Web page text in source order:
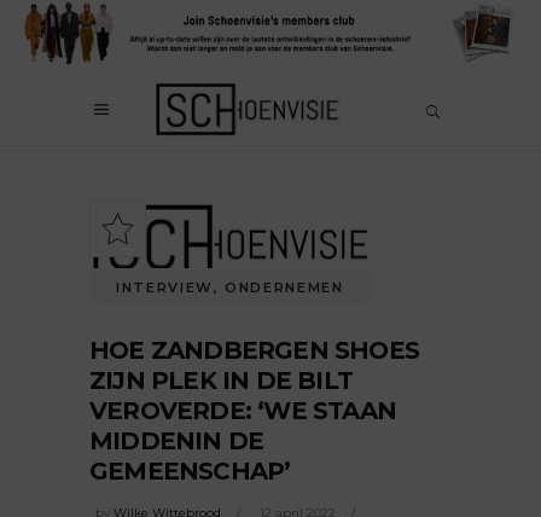
INTERVIEW , ONDERNEMEN
HOE ZANDBERGEN SHOES
ZIJN PLEK IN DE BILT
VEROVERDE: ‘WE STAAN
MIDDENIN DE
GEMEENSCHAP’
by Wilke Wittebrood 12 april 2022